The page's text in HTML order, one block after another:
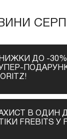
ДО -30%
В ОДИН
FREBITS У